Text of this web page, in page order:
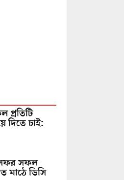
প্রতিটি
দিতে চাই:
সফর সফল
মাঠে ডিসি